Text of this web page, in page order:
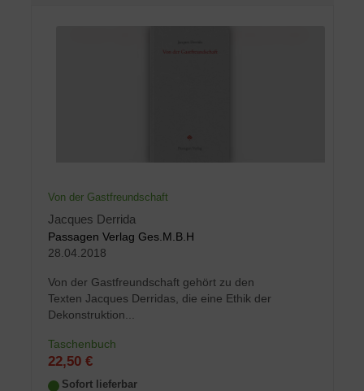
Von der Gastfreundschaft
Jacques Derrida
Passagen Verlag Ges.M.B.H
28.04.2018
Von der Gastfreundschaft gehört zu den
Texten Jacques Derridas, die eine Ethik der
Dekonstruktion...
Taschenbuch
22,50 €
Sofort lieferbar